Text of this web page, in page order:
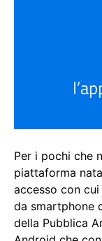
Per i pochi che
piattaforma
accesso con
da smartphone
della Pubblica